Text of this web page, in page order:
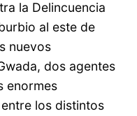
la Delincuencia
al este de
nuevos
dos agentes
enormes
los distintos